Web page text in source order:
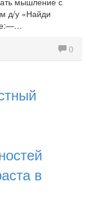
д/у «Найди
0
в